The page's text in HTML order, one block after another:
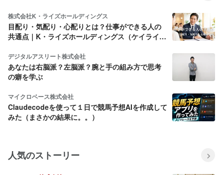
株式会社K・ライズホールディングス
目配り・気配り・心配りとは？仕事ができる人の
共通点｜K・ライズホールディングス（ケイライ
デジタルアスリート株式会社
あなたは右脳派？左脳派？腕と手の組み方で思考
の癖を学ぶ
マイクロベース株式会社
Claudecodeを使って１日で競馬予想AIを作成して
みた（まさかの結果に。。）
人気のストーリー